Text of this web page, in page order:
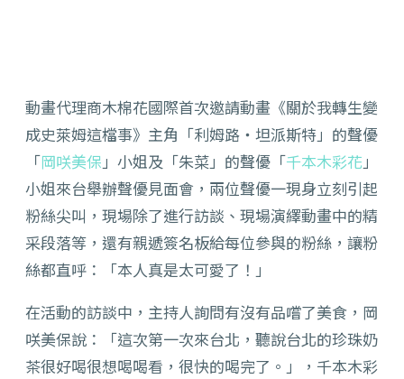
動畫代理商木棉花國際首次邀請動畫《關於我轉生變
成史萊姆這檔事》主角「利姆路・坦派斯特」的聲優
「岡咲美保」小姐及「朱菜」的聲優「千本木彩花」
小姐來台舉辦聲優見面會，兩位聲優一現身立刻引起
粉絲尖叫，現場除了進行訪談、現場演繹動畫中的精
采段落等，還有親遞簽名板給每位參與的粉絲，讓粉
絲都直呼：「本人真是太可愛了！」
在活動的訪談中，主持人詢問有沒有品嚐了美食，岡
咲美保說：「這次第一次來台北，聽說台北的珍珠奶
茶很好喝很想喝喝看，很快的喝完了。」，千本木彩